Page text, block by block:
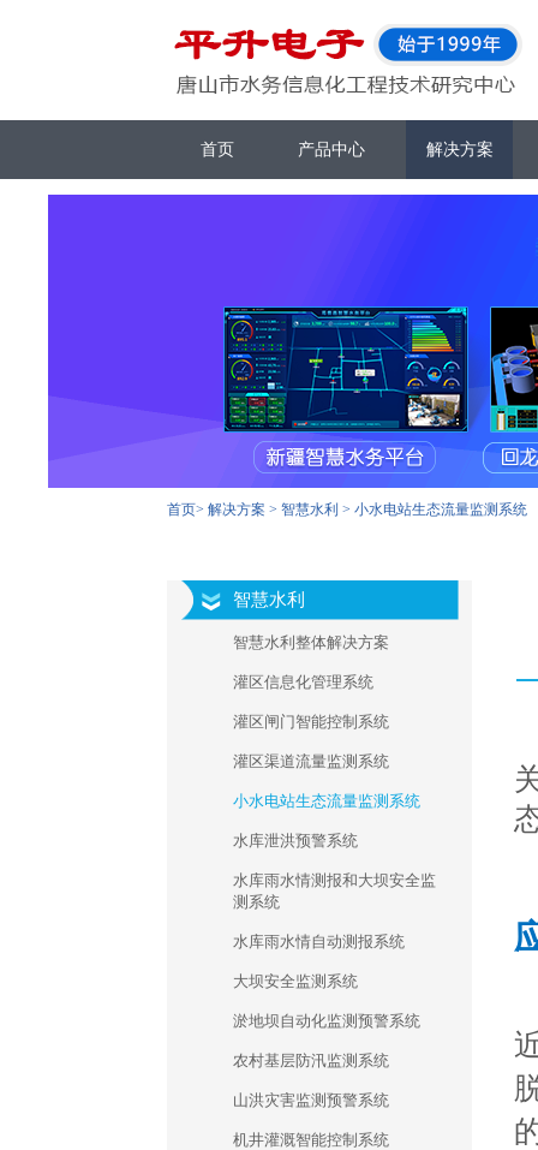
首页 产品中心 解决方案
首页> 解决方案 > 智慧水利 > 小水电站生态流量监测系统
智慧水利
智慧水利整体解决方案
灌区信息化管理系统
灌区闸门智能控制系统
灌区渠道流量监测系统
小水电站生态流量监测系统
水库泄洪预警系统
水库雨水情测报和大坝安全监
测系统
水库雨水情自动测报系统
大坝安全监测系统
淤地坝自动化监测预警系统
农村基层防汛监测系统
山洪灾害监测预警系统
机井灌溉智能控制系统